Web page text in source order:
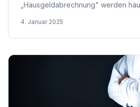
„Hausgeldabrechnung" werden
zwischen beiden.
4. Januar 2025